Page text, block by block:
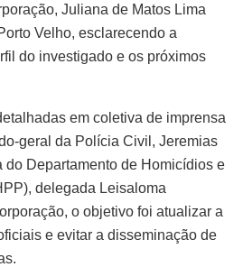
Juliana de Matos Lima
Velho, esclarecendo a
do investigado e os próximos
em coletiva de imprensa
geral da Polícia Civil, Jeremias
do Departamento de Homicídios e
delegada Leisaloma
o objetivo foi atualizar a
e evitar a disseminação de